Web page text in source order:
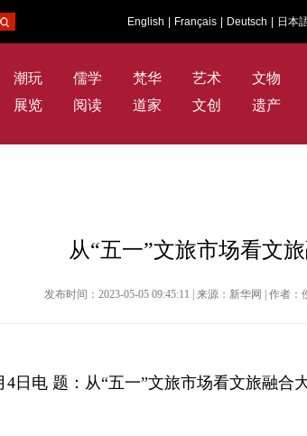
English Français Deutsch 日本
潮玩 儒学 梵华 艺术 文物
展览 阅读 道家 文创 遗产
从“五一”文旅市场看文
发布时间：2023-05-05 09:45:11 | 来源：新华网 | 作者：
4日电 题：从“五一”文旅市场看文旅融合